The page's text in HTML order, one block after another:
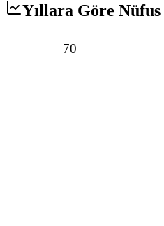
Yıllara Göre Nüfus
70